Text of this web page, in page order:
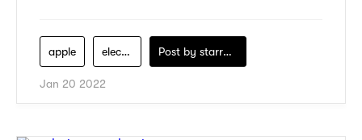
apple electronics Post by starry1989
Jan 20 2022